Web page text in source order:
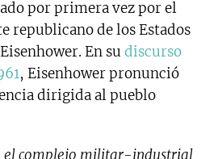
por primera vez por el
republicano de los Estados
En sudiscurso
, Eisenhower pronunció
dirigida al pueblo
el complejo militar-industrial